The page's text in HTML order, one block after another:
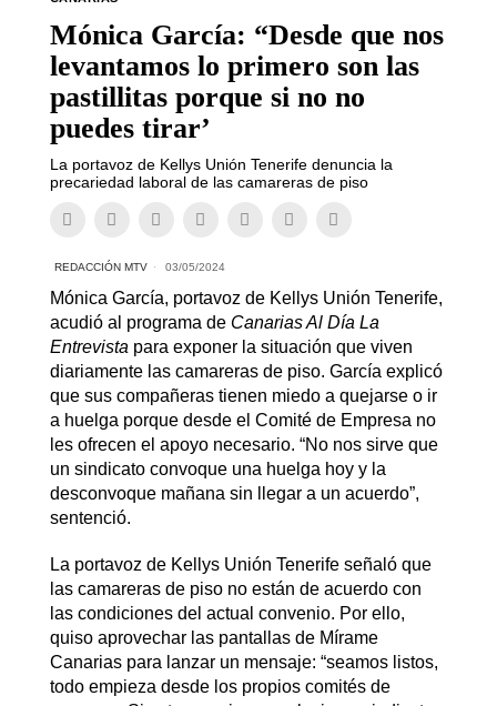
Mónica García: “Desde que nos
levantamos lo primero son las
pastillitas porque si no no
puedes tirar’
La portavoz de Kellys Unión Tenerife denuncia la
precariedad laboral de las camareras de piso
REDACCIÓN MTV 03/05/2024
Mónica García, portavoz de Kellys Unión Tenerife,
acudió al programa de Canarias Al Día La
Entrevista para exponer la situación que viven
diariamente las camareras de piso. García explicó
que sus compañeras tienen miedo a quejarse o ir
a huelga porque desde el Comité de Empresa no
les ofrecen el apoyo necesario. “No nos sirve que
un sindicato convoque una huelga hoy y la
desconvoque mañana sin llegar a un acuerdo”,
sentenció.
La portavoz de Kellys Unión Tenerife señaló que
las camareras de piso no están de acuerdo con
las condiciones del actual convenio. Por ello,
quiso aprovechar las pantallas de Mírame
Canarias para lanzar un mensaje: “seamos listos,
todo empieza desde los propios comités de